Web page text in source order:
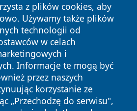
z plików cookies, aby
Używamy także plików
technologii od
w celach
i
Informacje te mogą być
przez naszych
korzystanie ze
„Przechodzę do serwisu",
Wszystkie prawa
Polityka
Cookies